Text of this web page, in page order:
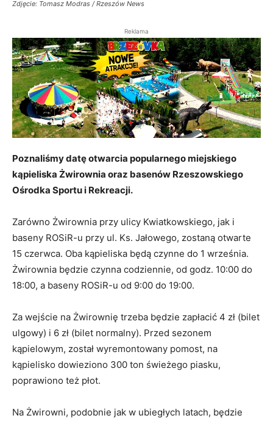
Zdjęcie: Tomasz Modras / Rzeszów News
Reklama
Poznaliśmy datę otwarcia popularnego miejskiego
kąpieliska Żwirownia oraz basenów Rzeszowskiego
Ośrodka Sportu i Rekreacji.
Zarówno Żwirownia przy ulicy Kwiatkowskiego, jak i
baseny ROSiR-u przy ul. Ks. Jałowego, zostaną otwarte
15 czerwca. Oba kąpieliska będą czynne do 1 września.
Żwirownia będzie czynna codziennie, od godz. 10:00 do
18:00, a baseny ROSiR-u od 9:00 do 19:00.
Za wejście na Żwirownię trzeba będzie zapłacić 4 zł (bilet
ulgowy) i 6 zł (bilet normalny). Przed sezonem
kąpielowym, został wyremontowany pomost, na
kąpielisko dowieziono 300 ton świeżego piasku,
poprawiono też płot.
Na Żwirowni, podobnie jak w ubiegłych latach, będzie